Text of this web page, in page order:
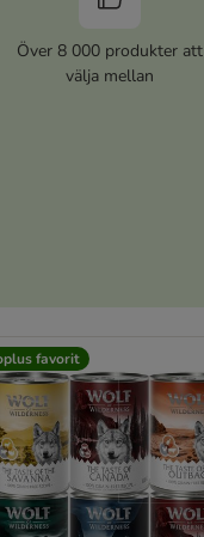
Över 8 000 produkter att
välja mellan
favorit